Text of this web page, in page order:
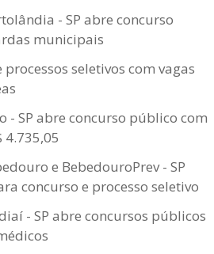
- SP abre concurso
municipais
processos seletivos com vagas
- SP abre concurso público com
4.735,05
e BebedouroPrev - SP
concurso e processo seletivo
- SP abre concursos públicos